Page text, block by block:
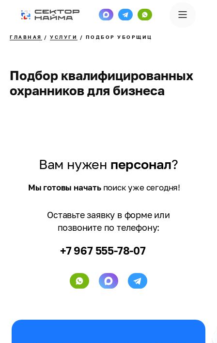
ГЛАВНАЯ / УСЛУГИ / ПОДБОР УБОРЩИЦ
Подбор квалифицированных
охранников для бизнеса
Вам нужен персонал?
+7 967 555-78-07
Оставьте заявку в форме или
позвоните по телефону:
Мы готовы начатьпоиск уже сегодня!